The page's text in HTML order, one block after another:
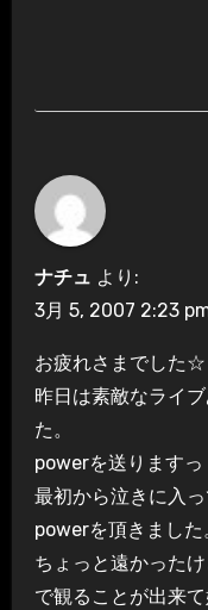
ナチュ より:
3月 5, 2007 2:23
お疲れさまでした☆
昨日は素敵なライ
た。
powerを送りますっ
最初から泣きに入
powerを頂きました
ちょっと遠かった
で観ることが出来